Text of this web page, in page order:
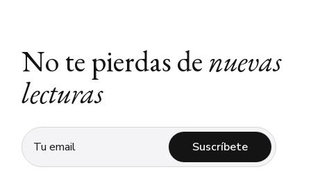
No te pierdas denuevas
lecturas
Suscríbete